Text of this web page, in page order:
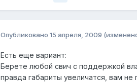
Опубликовано 15 апреля, 2009
Есть еще вариант:
Берете любой свич с поддержкой
правда габариты увеличатся, вам